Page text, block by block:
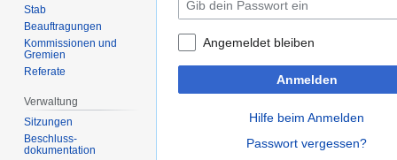
Angemeldet bleiben
Anmelden
Hilfe beim Anmelden
Passwort vergessen?
Stab
Beauftragungen
Kommissionen und
Gremien
Referate
Verwaltung
Sitzungen
Beschluss-
dokumentation